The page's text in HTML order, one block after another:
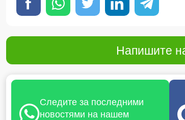
Напишите
Следите за последними
новостями на нашем